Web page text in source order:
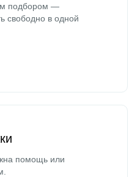
подбором —
свободно в одной
помощь или